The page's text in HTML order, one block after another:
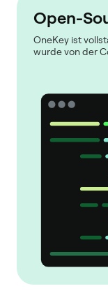
Open-
OneKey ist
wurde von der